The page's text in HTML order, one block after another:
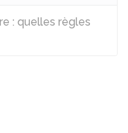
: quelles règles